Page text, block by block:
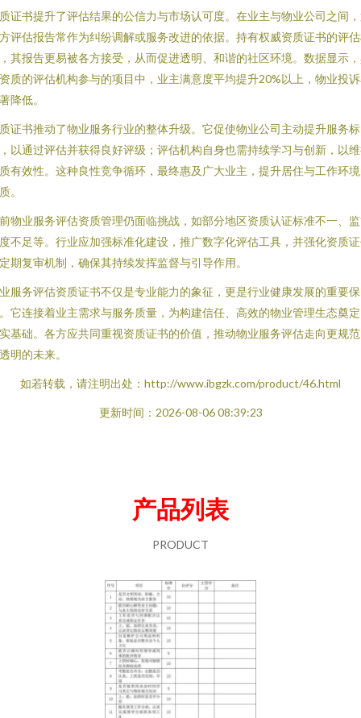
证书提升了评估结果的公信力与市场认可度。在业主与物业公司之间
评估报告常作为纠纷调解或服务改进的依据。持有权威资质证书的评
其报告更易被各方接受，从而促进透明、和谐的社区环境。数据显示
质的评估机构参与的项目中，业主满意度平均提升20%以上，物业投
降低。
证书推动了物业服务行业的整体升级。它促使物业公司主动提升服务标
以通过评估并获得良好评级；评估机构自身也需持续学习与创新，以
有效性。这种良性竞争循环，最终惠及广大业主，提升居住与工作环
。
物业服务评估资质管理仍面临挑战，如部分地区资质认证标准不一、
不足等。行业应加强标准化建设，推广数字化评估工具，并强化资质
期复审机制，确保其持续发挥监督与引导作用。
服务评估资质证书不仅是专业能力的象征，更是行业健康发展的重要保
它连接着业主需求与服务质量，为构建信任、高效的物业管理生态奠
基础。各方应共同重视资质证书的价值，推动物业服务评估走向更规
明的未来。
如若转载，请注明出处：http://www.ibgzk.com/product/46.html
更新时间：2026-08-06 08:39:23
产品列表
PRODUCT